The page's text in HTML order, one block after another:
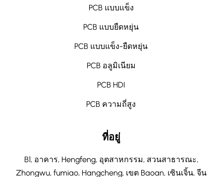
PCB แบบแข็ง
PCB แบบยืดหยุ่น
PCB แบบแข็ง-ยืดหยุ่น
PCB อลูมิเนียม
PCB HDI
PCB ความถี่สูง
ที่อยู่
B1, อาคาร, Hengfeng, อุตสาหกรรม, สวนสาธารณะ,
Zhongwu, fumiao, Hangcheng, เขต Baoan, เซินเจิ้น, จีน